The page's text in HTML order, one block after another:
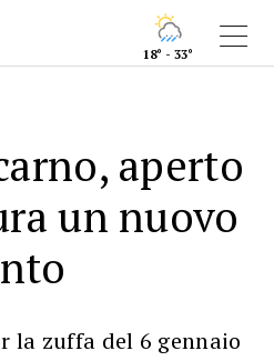
18° - 33°
aperto
un nuovo
la zuffa del 6 gennaio